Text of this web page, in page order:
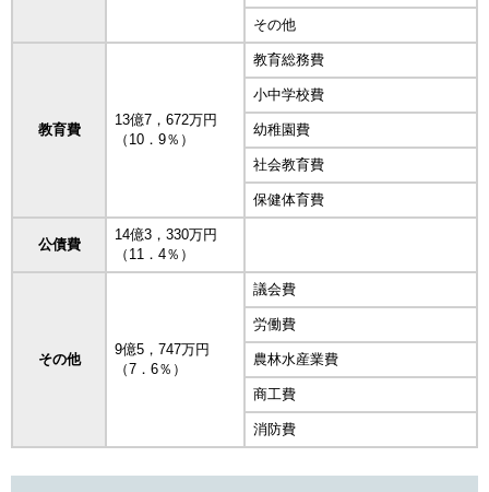
その他
教育費
13億7，672万円
（10．9％）
教育総務費
小中学校費
幼稚園費
社会教育費
保健体育費
公債費
14億3，330万円
（11．4％）
その他
9億5，747万円
（7．6％）
議会費
労働費
農林水産業費
商工費
消防費